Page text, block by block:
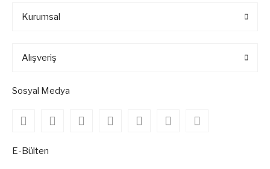
Kurumsal
Alışveriş
Sosyal Medya
E-Bülten